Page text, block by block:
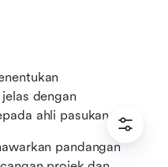
dengan
ahli pasukan.
pandangan